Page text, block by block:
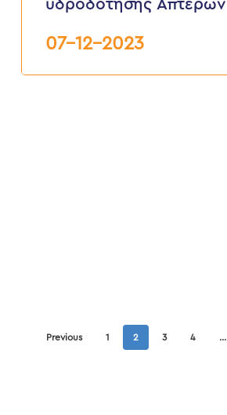
δικτύου
Απτέρων
υδροδότησης Απτέρων
07-12-2023
Previous 1 2 3 4 …